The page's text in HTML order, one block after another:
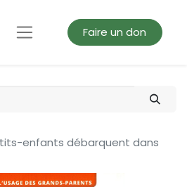
Faire un don
enfants débarquent dans